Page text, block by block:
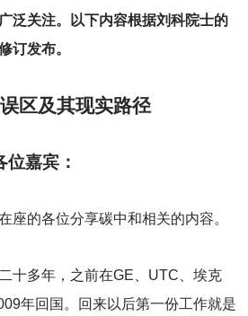
泛关注。以下内容根据刘科院士的
订发布。
区及其现实路径
嘉宾：
座的各位分享碳中和相关的内容。
十多年，之前在GE、UTC、埃克
年回国。回来以后第一份工作就是